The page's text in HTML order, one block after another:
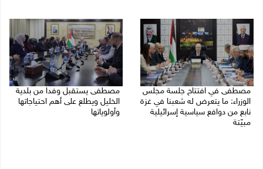
مصطفى في افتتاح جلسة مجلس
الوزراء: ما يتعرض له شعبنا في غزة
نابع من دوافع سياسية إسرائيلية
مبيّتة
مصطفى يستقبل وفدا من بلدية
الخليل ويطلع على أهم احتياجاتها
وأولوياتها